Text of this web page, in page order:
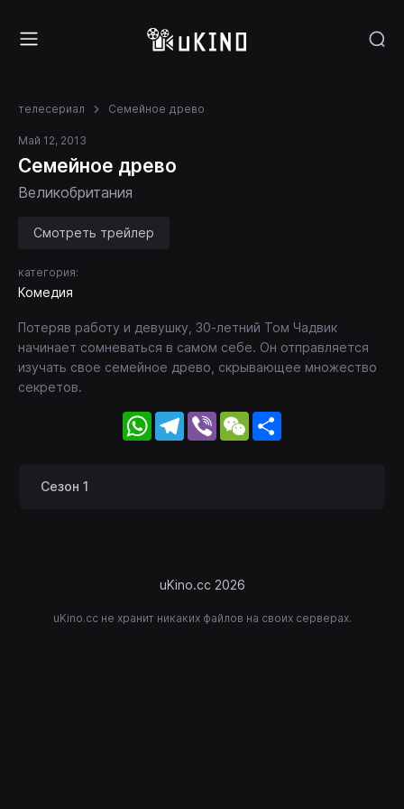
телесериал Семейное древо
Май 12, 2013
Семейное древо
Великобритания
Смотреть трейлер
категория:
Комедия
Потеряв работу и девушку, 30-летний Том Чадвик
начинает сомневаться в самом себе. Он отправляется
изучать свое семейное древо, скрывающее множество
секретов.
WhatsApp
Telegram
Viber WeChat
Сезон 1
uKino.cc 2026
uKino.cc не хранит никаких файлов на своих серверах.